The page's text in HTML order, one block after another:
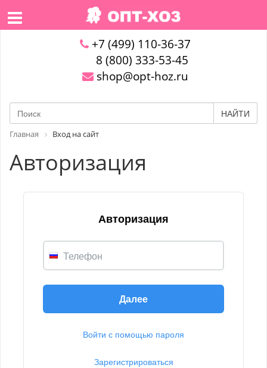
+7 (499) 110-36-37
8 (800) 333-53-45
shop@opt-hoz.ru
НАЙТИ
Главная Вход на сайт
Авторизация
Авторизация
Телефон
Далее
Войти с помощью пароля
Зарегистрироваться